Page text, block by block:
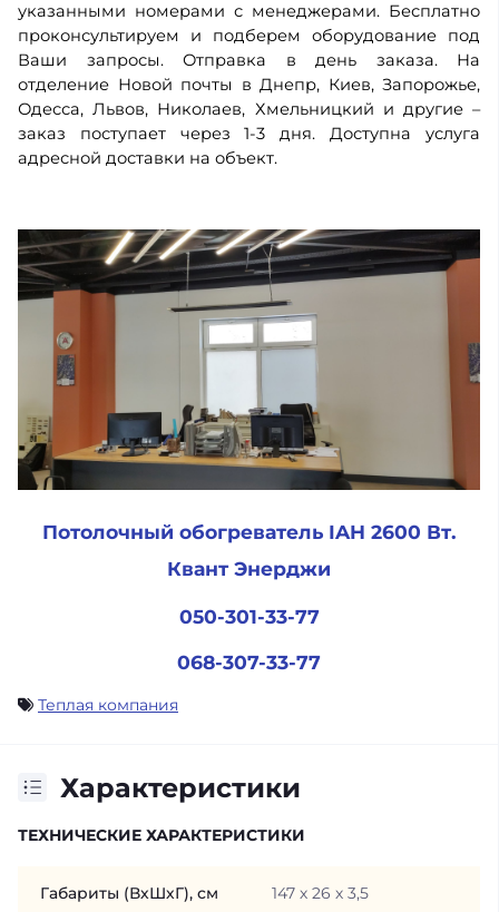
указанными номерами с менеджерами. Бесплатно
проконсультируем и подберем оборудование под
Ваши запросы. Отправка в день заказа. На
отделение Новой почты в Днепр, Киев, Запорожье,
Одесса, Львов, Николаев, Хмельницкий и другие –
заказ поступает через 1-3 дня.
Доступна услуга
адресной доставки на объект.
Потолочный обогреватель IAH 2600 Вт.
Квант Энерджи
050-301-33-77
068-307-33-77
Теплая компания
Характеристики
ТЕХНИЧЕСКИЕ ХАРАКТЕРИСТИКИ
Габариты (ВхШхГ), см 147 х 26 х 3,5